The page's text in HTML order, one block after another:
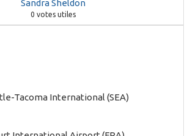
Sandra Sheldon
0 votes utiles
Tacoma International (SEA)